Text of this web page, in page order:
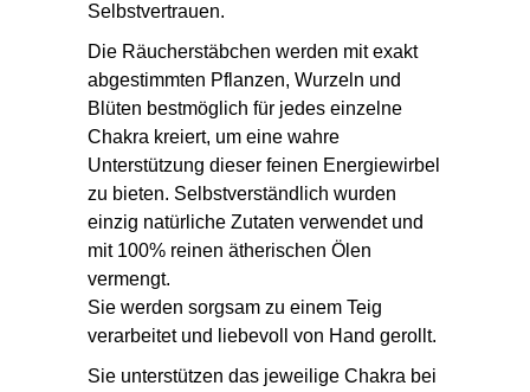
Selbstvertrauen.
Die Räucherstäbchen werden mit exakt
abgestimmten Pflanzen, Wurzeln und
Blüten bestmöglich für jedes einzelne
Chakra kreiert, um eine wahre
Unterstützung dieser feinen Energiewirbel
zu bieten. Selbstverständlich wurden
einzig natürliche Zutaten verwendet und
mit 100% reinen ätherischen Ölen
vermengt.
Sie werden sorgsam zu einem Teig
verarbeitet und liebevoll von Hand gerollt.
Sie unterstützen das jeweilige Chakra bei